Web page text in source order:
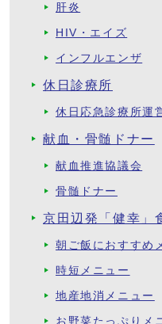
肝炎
HIV・エイズ
インフルエンザ
休日診療所
休日応急診療所運
献血・骨髄ドナー
献血推進協議会
骨髄ドナー
京田辺発「健幸」
朝ご飯におすすめ
時短メニュー
地産地消メニュー
お野菜たっぷりメ